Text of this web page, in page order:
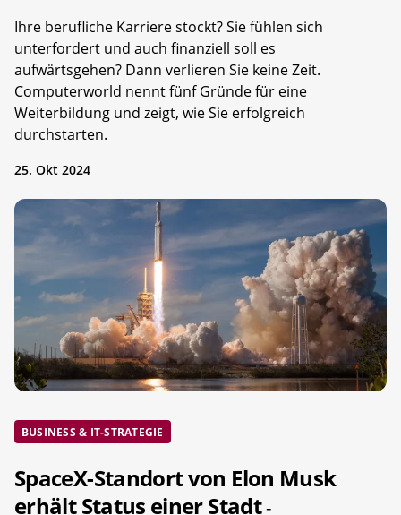
Ihre berufliche Karriere stockt? Sie fühlen sich
unterfordert und auch finanziell soll es
aufwärtsgehen? Dann verlieren Sie keine Zeit.
Computerworld nennt fünf Gründe für eine
Weiterbildung und zeigt, wie Sie erfolgreich
durchstarten.
25. Okt 2024
BUSINESS & IT-STRATEGIE
SpaceX-Standort von Elon Musk
erhält Status einer Stadt-